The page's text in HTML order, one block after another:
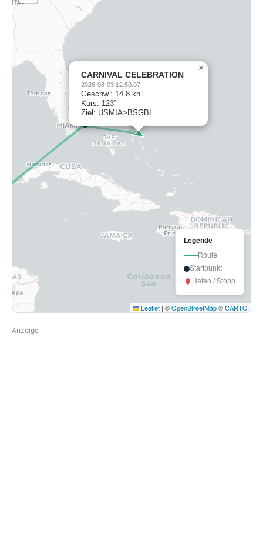
CARNIVAL CELEBRATION
2026-08-03 12:50:07
Geschw.: 14.8 kn
Kurs: 123°
Ziel: USMIA>BSGBI
×
Leaflet | ©OpenStreetMap©CARTO
Legende
Route
Startpunkt
Hafen / Stopp
Anzeige